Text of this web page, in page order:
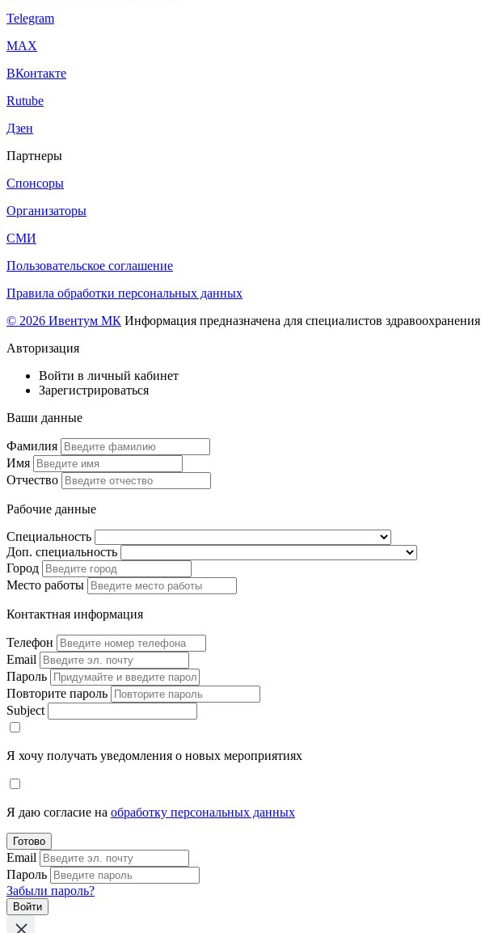
Telegram
МАХ
ВКонтакте
Rutube
Дзен
Партнеры
Спонсоры
Организаторы
СМИ
Пользовательское соглашение
Правила обработки персональных данных
© 2026 Ивентум МК Информация предназначена для специалистов здравоохранения
Авторизация
Войти в личный кабинет
Зарегистрироваться
Ваши данные
Фамилия
Имя
Отчество
Рабочие данные
Специальность
Доп. специальность
Город
Место работы
Контактная информация
Телефон
Email
Пароль
Повторите пароль
Subject
Я хочу получать уведомления о новых мероприятиях
Я даю согласие на обработку персональных данных
Готово
Email
Пароль
Забыли пароль?
Войти